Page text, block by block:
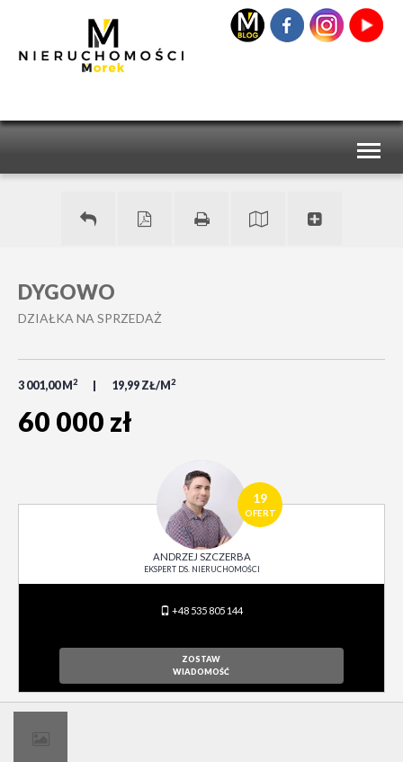
DYGOWO
DZIAŁKA NA SPRZEDAŻ
3 001,00 M 2 19,99 ZŁ/M 2
60 000 zł
19
OFERT
ANDRZEJ SZCZERBA
EKSPERT DS. NIERUCHOMOŚCI
+48 535 805 144
ZOSTAW
WIADOMOŚĆ